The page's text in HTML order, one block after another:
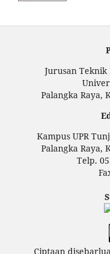
Jurusan
Palangka Raya,
Kampus UPR
Palangka Raya,
Telp.
Ciptaan